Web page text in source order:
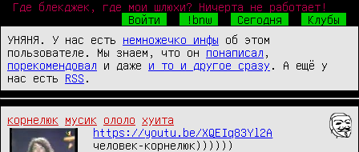
Где блекджек, где мои шлюхи? Ничерта не работает!
Войти
!bnw Сегодня
Клубы
УНЯНЯ. У нас есть немножечко инфы об этом
пользователе. Мы знаем, что он понаписал
порекомендовал и даже и то и другое сразу . А ещё у
нас есть RSS
корнелюк мусик ололо
хуита
https://youtu.be/XQEIq83Yl2A
человек-корнелюк))))))